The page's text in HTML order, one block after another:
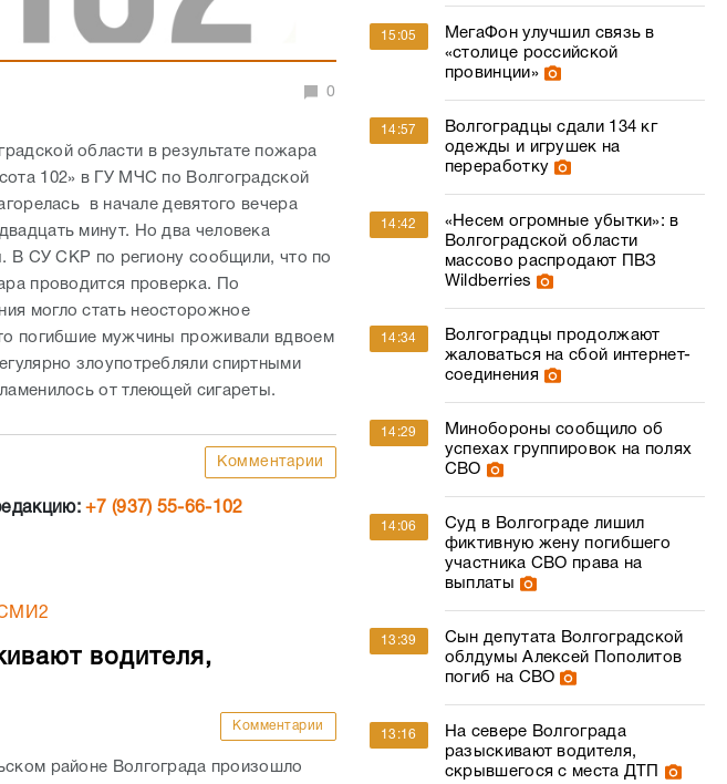
0
области в результате пожара
102» в ГУ МЧС по Волгоградской
в начале девятого вечера
минут. Но два человека
В СУ СКР по региону сообщили, что по
проводится проверка. По
могло стать неосторожное
погибшие мужчины проживали вдвоем
злоупотребляли спиртными
от тлеющей сигареты.
Комментарии
+7 (937) 55-66-102
СМИ2
водителя,
Комментарии
районе Волгограда произошло
15:05
МегаФон улучшил связь в
«столице российской
провинции»
14:57
Волгоградцы сдали 134 кг
одежды и игрушек на
переработку
14:42
«Несем огромные убытки»: в
Волгоградской области
массово распродают ПВЗ
Wildberries
14:34
Волгоградцы продолжают
жаловаться на сбой интернет-
соединения
14:29
Минобороны сообщило об
успехах группировок на полях
СВО
14:06
Суд в Волгограде лишил
фиктивную жену погибшего
участника СВО права на
выплаты
13:39
Сын депутата Волгоградской
облдумы Алексей Пополитов
погиб на СВО
13:16
На севере Волгограда
разыскивают водителя,
скрывшегося с места ДТП